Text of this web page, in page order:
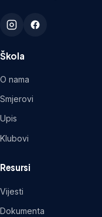
Škola
O nama
Smjerovi
Upis
Klubovi
Resursi
Vijesti
Dokumenta